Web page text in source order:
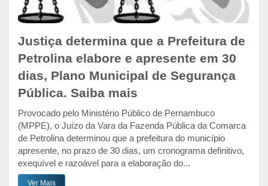
Justiça determina que a Prefeitura de
Petrolina elabore e apresente em 30
dias, Plano Municipal de Segurança
Pública. Saiba mais
Provocado pelo Ministério Público de Pernambuco
(MPPE), o Juízo da Vara da Fazenda Pública da Comarca
de Petrolina determinou que a prefeitura do município
apresente, no prazo de 30 dias, um cronograma definitivo,
exequível e razoável para a elaboração do...
Ver Mais